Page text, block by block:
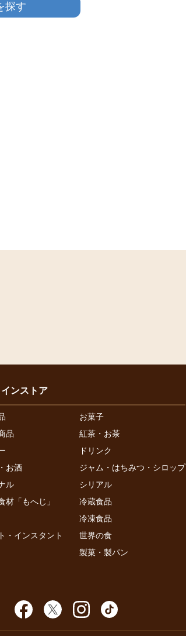
探す
ンストア
お菓子
品
紅茶・お茶
ドリンク
お酒
ジャム・はちみつ・シロップ
ル
シリアル
材「もへじ」
冷蔵食品
冷凍食品
・インスタント
世界の食
製菓・製パン